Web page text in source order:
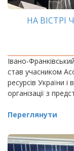
НА ВІСТРІ
Івано-
став учасником
ресурсів України і
організації з
Переглянути